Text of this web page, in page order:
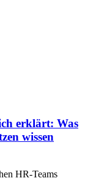
erklärt: Was
wissen
HR-Teams